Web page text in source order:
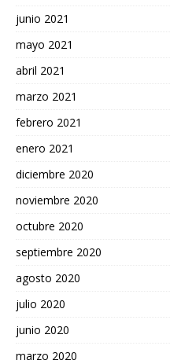
junio 2021
mayo 2021
abril 2021
marzo 2021
febrero 2021
enero 2021
diciembre 2020
noviembre 2020
octubre 2020
septiembre 2020
agosto 2020
julio 2020
junio 2020
marzo 2020